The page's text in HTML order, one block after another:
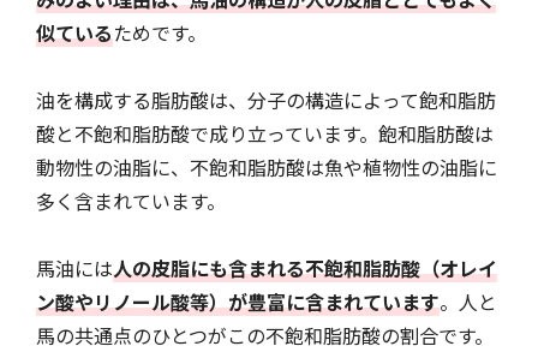
似ているためです。
油を構成する脂肪酸は、分子の構造によって飽和脂肪
酸と不飽和脂肪酸で成り立っています。飽和脂肪酸は
動物性の油脂に、不飽和脂肪酸は魚や植物性の油脂に
多く含まれています。
馬油には人の皮脂にも含まれる不飽和脂肪酸（オレイ
ン酸やリノール酸等）が豊富に含まれています。人と
馬の共通点のひとつがこの不飽和脂肪酸の割合です。